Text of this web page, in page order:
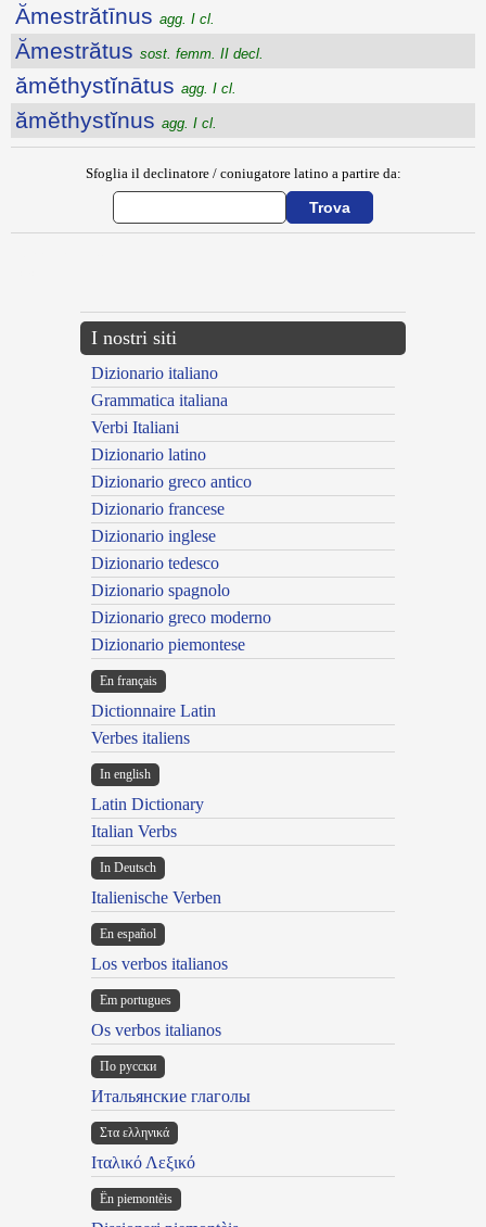
Ămestrătīnus agg. I cl.
Ămestrătus sost. femm. II decl.
ămĕthystĭnātus agg. I cl.
ămĕthystĭnus agg. I cl.
Sfoglia il declinatore / coniugatore latino a partire da:
I nostri siti
Dizionario italiano
Grammatica italiana
Verbi Italiani
Dizionario latino
Dizionario greco antico
Dizionario francese
Dizionario inglese
Dizionario tedesco
Dizionario spagnolo
Dizionario greco moderno
Dizionario piemontese
En français
Dictionnaire Latin
Verbes italiens
In english
Latin Dictionary
Italian Verbs
In Deutsch
Italienische Verben
En español
Los verbos italianos
Em portugues
Os verbos italianos
По русски
Итальянские глаголы
Στα ελληνικά
Ιταλικό Λεξικό
Ën piemontèis